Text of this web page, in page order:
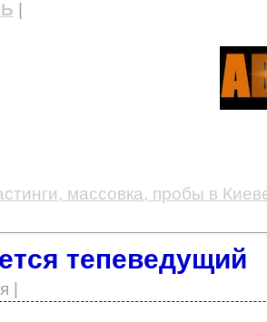
массовка, пробы в
тепеведущий
|